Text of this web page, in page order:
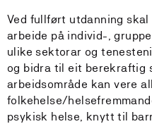
Ved fullført utdanning
arbeide på individ-,
ulike sektorar og
og bidra til eit berekraftig
arbeidsområde kan vere
folkehelse/
psykisk helse, knytt til